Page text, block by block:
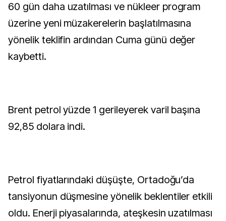
60 gün daha uzatılması ve nükleer program
üzerine yeni müzakerelerin başlatılmasına
yönelik teklifin ardından Cuma günü değer
kaybetti.
Brent petrol yüzde 1 gerileyerek varil başına
92,85 dolara indi.
Petrol fiyatlarındaki düşüşte, Ortadoğu’da
tansiyonun düşmesine yönelik beklentiler etkili
oldu. Enerji piyasalarında, ateşkesin uzatılması